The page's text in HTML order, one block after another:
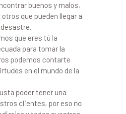
buenos y malos,
que pueden llegar a
que eres tú la
para tomar la
podemos contarte
en el mundo de la
poder tener una
clientes, por eso no